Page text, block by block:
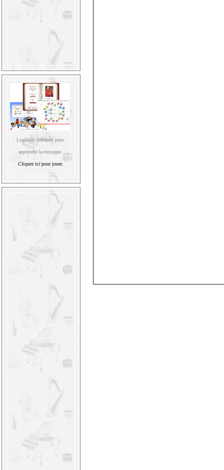
Logiciels ludiques pour
apprendre la musique.
Cliquez ici pour jouer.